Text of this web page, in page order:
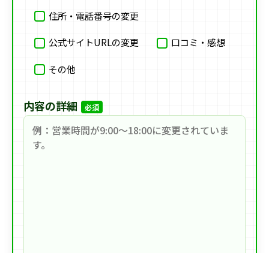
住所・電話番号の変更
公式サイトURLの変更 口コミ・感想
その他
内容の詳細 必須